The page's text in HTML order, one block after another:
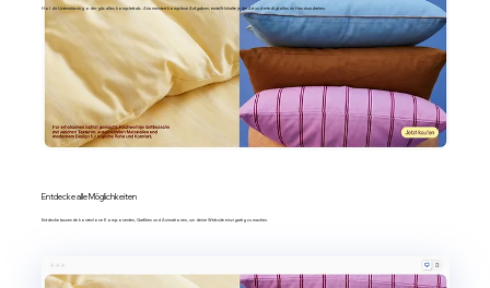
Hol dir Unterstützung oder gib alles komplett ab. Aria meistert komplexe Aufgaben, erstellt Inhalte jeder Art und erledigt alles im Handumdrehen.
Entdecke alle Möglichkeiten
Entdecke tausende kostenlose Komponenten, Grafiken und Animationen, um deine Website einzigartig zu machen.